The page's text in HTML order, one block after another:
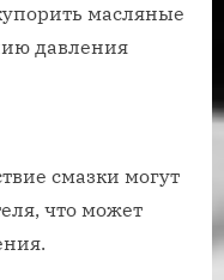
масляные
давления
смазки могут
что может